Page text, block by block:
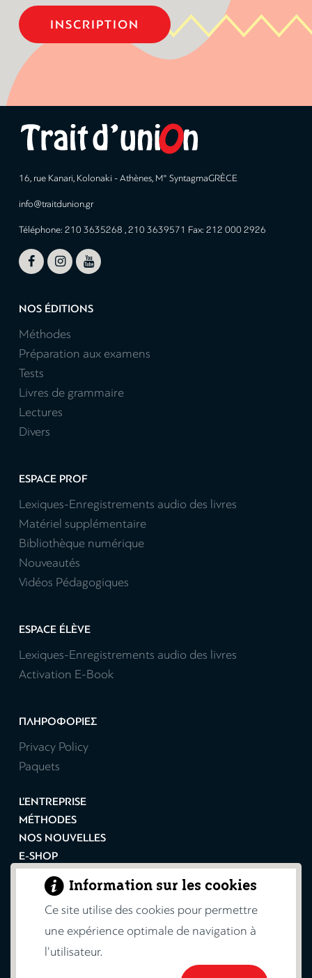
16, rue Kanari, Kolonaki - Athènes, M° SyntagmaGRÈCE
info@traitdunion.gr
Téléphone: 210 3635268 , 210 3639571 Fax: 212 000 2926
  
NOS ÉDITIONS
Méthodes
Préparation aux examens
Tests
Livres de grammaire
Lectures
Divers
ESPACE PROF
Lexiques-Enregistrements audio des livres
Matériel supplémentaire
Bibliothèque numérique
Nouveautés
Vidéos Pédagogiques
ESPACE ÉLÈVE
Lexiques-Enregistrements audio des livres
Activation E-Book
ΠΛΗΡΟΦΟΡΙΕΣ
Privacy Policy
Paquets
L’ENTREPRISE
MÉTHODES
NOS NOUVELLES
E-SHOP
CONTACT
FOIRE AUX QUESTIONS
INSCRIPTION
Information sur les cookies
Ce site utilise des cookies pour permettre
une expérience optimale de navigation à
l'utilisateur.